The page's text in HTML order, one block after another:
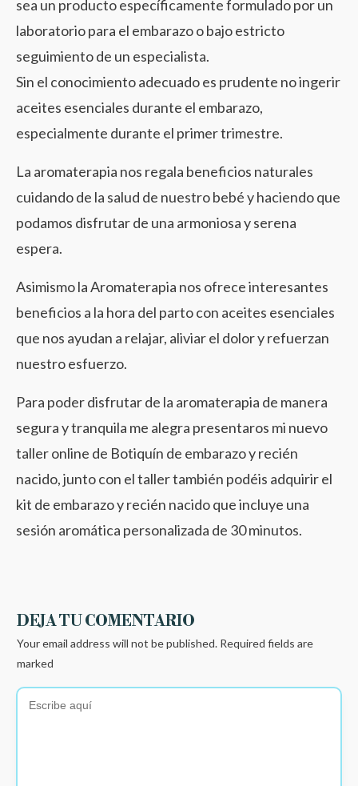
sea un producto específicamente formulado por un
laboratorio para el embarazo o bajo estricto
seguimiento de un especialista.
Sin el conocimiento adecuado es prudente no ingerir
aceites esenciales durante el embarazo,
especialmente durante el primer trimestre.
La aromaterapia nos regala beneficios naturales
cuidando de la salud de nuestro bebé y haciendo que
podamos disfrutar de una armoniosa y serena
espera.
Asimismo la Aromaterapia nos ofrece interesantes
beneficios a la hora del parto con aceites esenciales
que nos ayudan a relajar, aliviar el dolor y refuerzan
nuestro esfuerzo.
Para poder disfrutar de la aromaterapia de manera
segura y tranquila me alegra presentaros mi nuevo
taller online de Botiquín de embarazo y recién
nacido, junto con el taller también podéis adquirir el
kit de embarazo y recién nacido que incluye una
sesión aromática personalizada de 30 minutos.
DEJA TU COMENTARIO
Your email address will not be published. Required fields are
marked